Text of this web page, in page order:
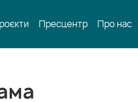
Пресцентр Про нас